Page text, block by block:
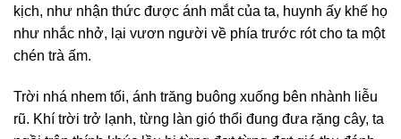
kịch, như nhận thức được ánh mắt của ta, huynh ấy khế họ
như nhắc nhở, lại vươn người về phía trước rót cho ta một
chén trà ấm.
Trời nhá nhem tối, ánh trăng buông xuống bên nhành liễu
rũ. Khí trời trở lạnh, từng làn gió thổi đung đưa rặng cây, ta